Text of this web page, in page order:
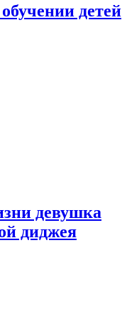
детей
девушка
диджея